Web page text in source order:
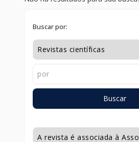
Buscar por:
Buscar